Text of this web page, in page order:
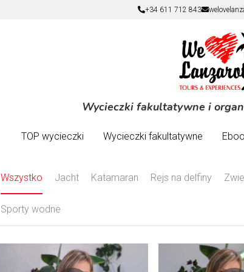
+34 611 712 843
Wycieczki fakultatywne i
TOP wycieczki Wycieczki fakultatywne
+34 611 712 843
Wycieczki fakultatywne i
TOP wycieczki Wycieczki fakultatywne
Wszystko Jacht Katamaran Rejs na delfiny
Sporty wodne